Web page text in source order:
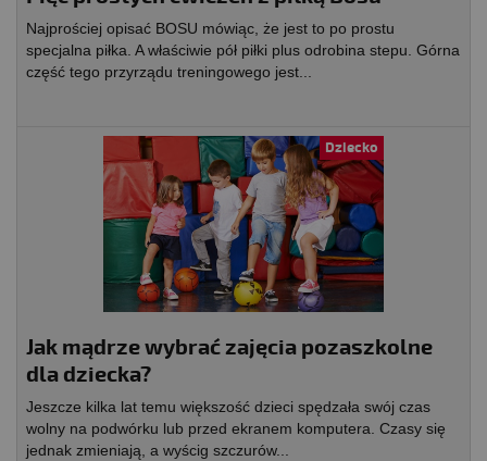
Najprościej opisać BOSU mówiąc, że jest to po prostu
specjalna piłka. A właściwie pół piłki plus odrobina stepu. Górna
część tego przyrządu treningowego jest...
Dziecko
Jak mądrze wybrać zajęcia pozaszkolne
dla dziecka?
Jeszcze kilka lat temu większość dzieci spędzała swój czas
wolny na podwórku lub przed ekranem komputera. Czasy się
jednak zmieniają, a wyścig szczurów...